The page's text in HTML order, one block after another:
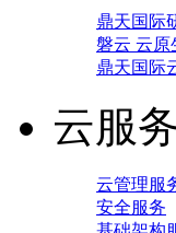
鼎天国际
磐云 云原
鼎天国际
云服
云管理服
安全服务